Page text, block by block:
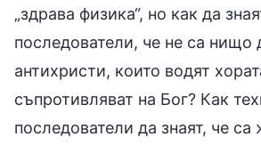
„здрава физика“, но как да
последователи, че не са нищо
антихристи, които водят
съпротивляват на Бог? Как
последователи да знаят, че